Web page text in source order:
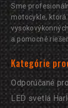
Sme
motocykle, ktorá
a pomocné
Kategórie
Odporúčané
LED svetlá